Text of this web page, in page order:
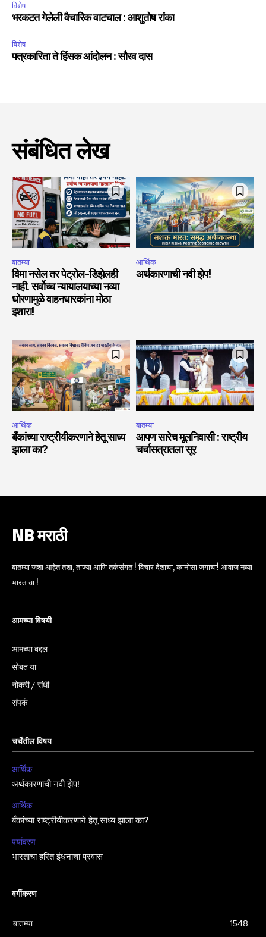
विशेष
भरकटत गेलेली वैचारिक वाटचाल : आशुतोष रांका
विशेष
पत्रकारिता ते हिंसक आंदोलन : सौरव दास
संबंधित लेख
बातम्या
विमा नसेल तर पेट्रोल-डिझेलही
नाही. सर्वोच्च न्यायालयाच्या नव्या
धोरणामुळे वाहनधारकांना मोठा
इशारा!
आर्थिक
अर्थकारणाची नवी झेप!
आर्थिक
बँकांच्या राष्ट्रीयीकरणाने हेतू साध्य
झाला का?
बातम्या
आपण सारेच मूलनिवासी : राष्ट्रीय
चर्चासत्रातला सूर
NB मराठी
बातम्या जशा आहेत तशा, ताज्या आणि तर्कसंगत ! विचार देशाचा, कानोसा जगाचा! आवाज नव्या
भारताचा !
आमच्या विषयी
आमच्या बद्दल
सोबत या
नोकरी / संधी
संपर्क
चर्चेतील विषय
आर्थिक
अर्थकारणाची नवी झेप!
आर्थिक
बँकांच्या राष्ट्रीयीकरणाने हेतू साध्य झाला का?
पर्यावरण
भारताचा हरित इंधनाचा प्रवास
वर्गीकरण
बातम्या
1548